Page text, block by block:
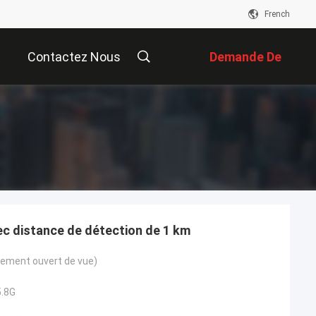
French
Contactez Nous Demande De
Soumission
distance de détection de 1 km
ouvert de vue)